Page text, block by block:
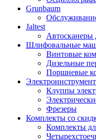
Grunbaum
Jaltest
Автосканеры
Шлифовальные
Винтовые
Дизельные
Поршневые
Электроинструмент
Клуппы
Фрезеры
Комплекты со
Комплекты